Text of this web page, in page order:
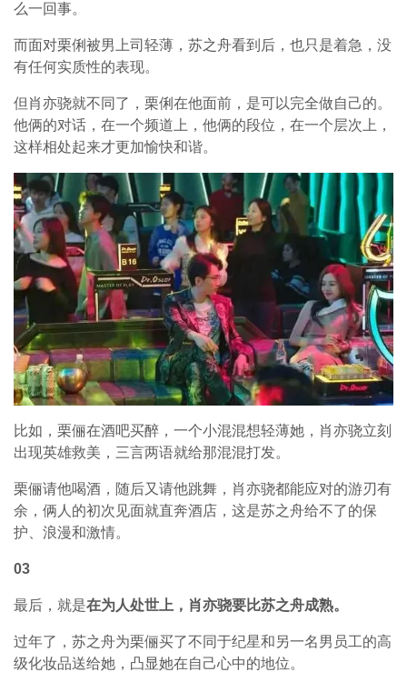
么一回事。
而面对栗俐被男上司轻薄，苏之舟看到后，也只是着急，没
有任何实质性的表现。
但肖亦骁就不同了，栗俐在他面前，是可以完全做自己的。
他俩的对话，在一个频道上，他俩的段位，在一个层次上，
这样相处起来才更加愉快和谐。
比如，栗俪在酒吧买醉，一个小混混想轻薄她，肖亦骁立刻
出现英雄救美，三言两语就给那混混打发。
栗俪请他喝酒，随后又请他跳舞，肖亦骁都能应对的游刃有
余，俩人的初次见面就直奔酒店，这是苏之舟给不了的保
护、浪漫和激情。
03
最后，就是在为人处世上，肖亦骁要比苏之舟成熟。
过年了，苏之舟为栗俪买了不同于纪星和另一名男员工的高
级化妆品送给她，凸显她在自己心中的地位。